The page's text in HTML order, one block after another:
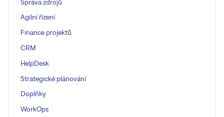
Správa zdrojů
Agilní řízení
Finance projektů
CRM
HelpDesk
Strategické plánování
Doplňky
WorkOps